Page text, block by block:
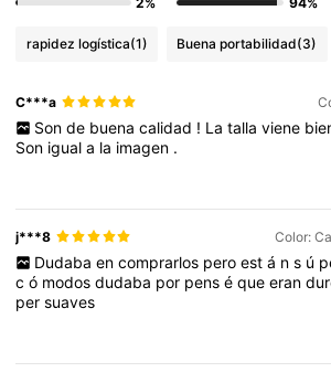
rapidez logística(1) Buena portabilidad(3)
C***a
Son de buena calidad ! La talla viene
Son iguala la imagen .
j***8 Color:
Dudaba en comprarlos pero est á n s ú
có modosdudaba por penséqueeran
persuaves